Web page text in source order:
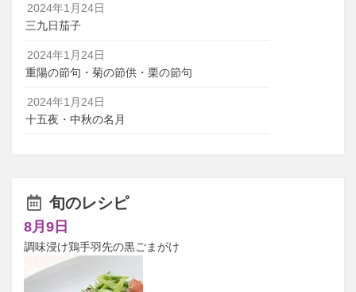
2024年1月24日
三九日茄子
2024年1月24日
重陽の節句・菊の節供・栗の節句
2024年1月24日
十五夜・中秋の名月
旬のレシピ
8月9日
調味浸け鶏手羽先の黒ごまがけ